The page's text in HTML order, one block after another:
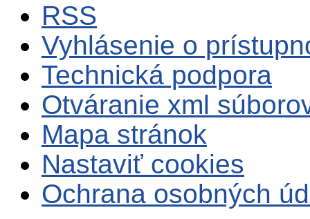
RSS
Vyhlásenie o
Technická podpora
Otváranie xml
Mapa stránok
Nastaviť cookies
Ochrana osobných